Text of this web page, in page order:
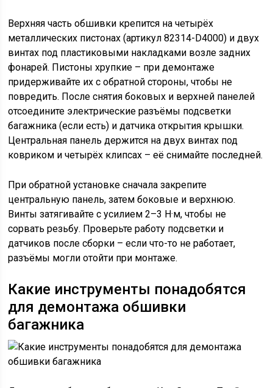
Верхняя часть обшивки крепится на четырёх
металлических пистонах (артикул 82314-D4000) и двух
винтах под пластиковыми накладками возле задних
фонарей. Пистоны хрупкие – при демонтаже
придерживайте их с обратной стороны, чтобы не
повредить. После снятия боковых и верхней панелей
отсоедините электрические разъёмы подсветки
багажника (если есть) и датчика открытия крышки.
Центральная панель держится на двух винтах под
ковриком и четырёх клипсах – её снимайте последней.
При обратной установке сначала закрепите
центральную панель, затем боковые и верхнюю.
Винты затягивайте с усилием 2–3 Н·м, чтобы не
сорвать резьбу. Проверьте работу подсветки и
датчиков после сборки – если что-то не работает,
разъёмы могли отойти при монтаже.
Какие инструменты понадобятся
для демонтажа обшивки
багажника